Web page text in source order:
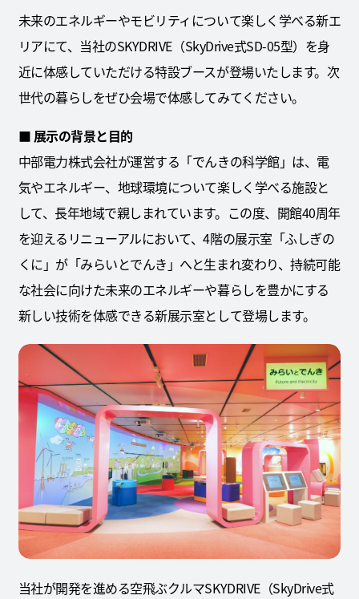
未来のエネルギーやモビリティについて楽しく学べる新エ
リアにて、当社のSKYDRIVE（SkyDrive式SD-05型）を身
近に体感していただける特設ブースが登場いたします。次
世代の暮らしをぜひ会場で体感してみてください。
■ 展示の背景と目的
中部電力株式会社が運営する「でんきの科学館」は、電
気やエネルギー、地球環境について楽しく学べる施設と
して、長年地域で親しまれています。この度、開館40周年
を迎えるリニューアルにおいて、4階の展示室「ふしぎの
くに」が「みらいとでんき」へと生まれ変わり、持続可能
な社会に向けた未来のエネルギーや暮らしを豊かにする
新しい技術を体感できる新展示室として登場します。
当社が開発を進める空飛ぶクルマSKYDRIVE（SkyDrive式